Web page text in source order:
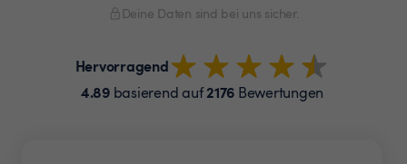
Deine Daten sind bei uns sicher.
Hervorragend
4.89basierend auf2176 Bewertungen